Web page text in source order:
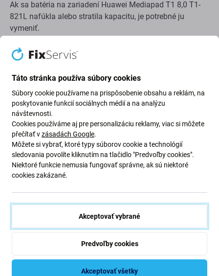
Ak sa batéria na zariadení Huawei Mediapad T1 8,0 T1-
821L nafúkla alebo stratila kapacitu, je potrebné ju
vymeniť.
Kedy je potrebné vymeniť batériu?
batéria je nafúknutá
zariadenie sa rýchlo vybíja
zariadenie sa prehrieva
zariadenie sa nedá nabiť na 100 %
zariadenie neindikuje správne stav batérie
Kvalita náhradných dielov
Kvalita: Aftermarket
Aftermarket je vyrobený podľa rovnakých noriem,
špecifikácií a materiálov ako originál. Toto je kópia
originálu a náhradný diel dodávaný ako Aftermarket
môže mať (v ojedinelých prípadoch) minimálne rozdiely
vo funkčnosti, kvalite alebo vzhľade. Ak sa chcete
dozvedieť viac o kvalite, prečítajte si náš blog, kde sa na
kvalitu zameriavame podrobnejšie.
Táto stránka používa súbory cookies
Súbory cookie používame na prispôsobenie obsahu a reklám, na
poskytovanie funkcií sociálnych médií a na analýzu
návštevnosti.
Cookies používáme aj pre personalizáciu reklamy, viac si môžete
přečítať vzásadách Google.
Môžete si vybrať, ktoré typy súborov cookie a technológií
sledovania povolíte kliknutím na tlačidlo "Predvoľby cookies".
Niektoré funkcie nemusia fungovať správne, ak sú niektoré
cookies zakázané.
Akceptovať vybrané
Predvoľby cookies
Akceptovať všetky